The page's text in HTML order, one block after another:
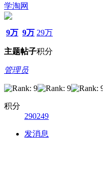
学淘网
9万
主题
9万
帖子
29万
积分
管理员
积分
290249
发消息